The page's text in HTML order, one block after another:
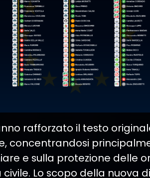
rafforzato il testo
concentrandosi
e sulla protezione delle
Lo scopo della nuova